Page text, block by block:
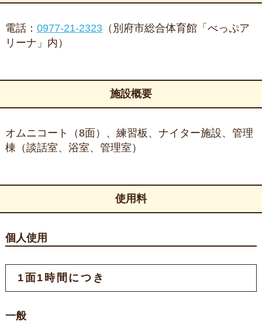
電話： 0977-21-2323（別府市総合体育館「べっぷア
リーナ」内）
施設概要
オムニコート（8面）、練習板、ナイター施設、管理
棟（談話室、浴室、管理室）
使用料
個人使用
1面1時間につき
一般